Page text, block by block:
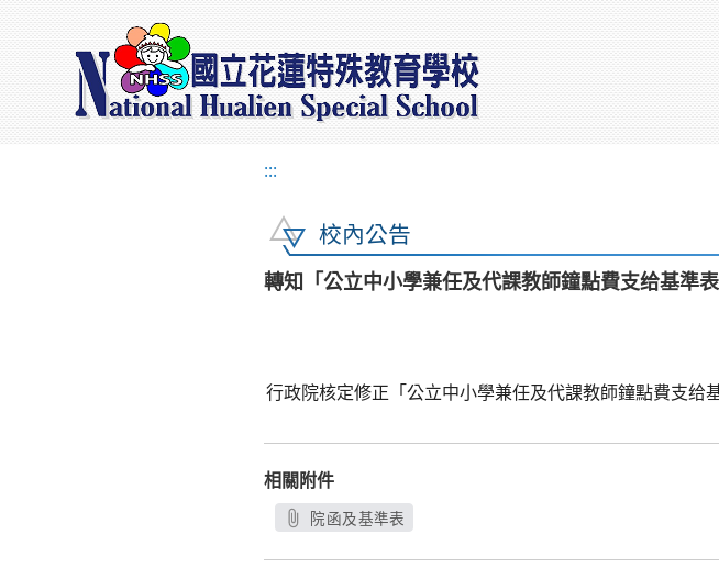
:::
校內公告
轉知「公立中小學兼任及代課教師鐘點費支给基準
行政院核定修正「公立中小學兼任及代課教師鐘點費支给
相關附件
院函及基準表